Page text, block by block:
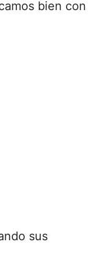
bien con
sus